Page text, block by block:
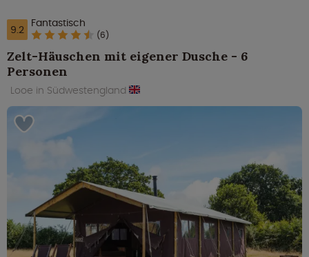
9.2 Fantastisch
(6)
Zelt-Häuschen mit eigener Dusche - 6
Personen
Looe in Südwestengland